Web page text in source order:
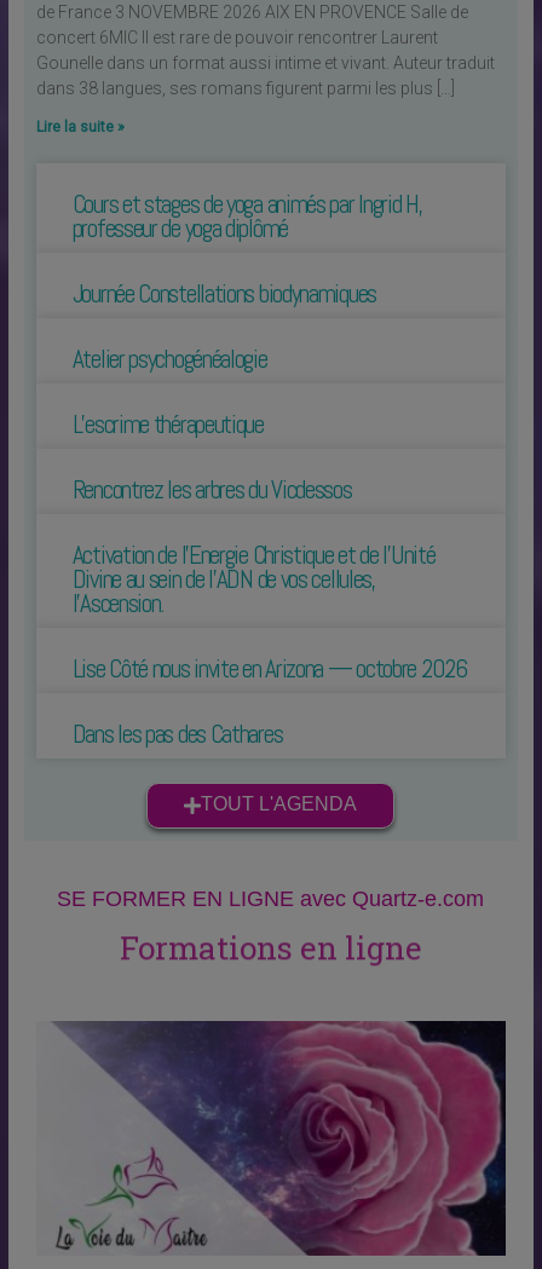
de France 3 NOVEMBRE 2026 AIX EN PROVENCE Salle de
concert 6MIC Il est rare de pouvoir rencontrer Laurent
Gounelle dans un format aussi intime et vivant. Auteur traduit
dans 38 langues, ses romans figurent parmi les plus […]
Lire la suite »
Cours et stages de yoga animés par Ingrid H,
professeur de yoga diplômé
Journée Constellations biodynamiques
Atelier psychogénéalogie
L’escrime thérapeutique
Rencontrez les arbres du Vicdessos
Activation de l’Energie Christique et de l’Unité
Divine au sein de l’ADN de vos cellules,
l’Ascension.
Lise Côté nous invite en Arizona — octobre 2026
Dans les pas des Cathares
TOUT L'AGENDA
SE FORMER EN LIGNE avec Quartz-e.com
Formations en ligne